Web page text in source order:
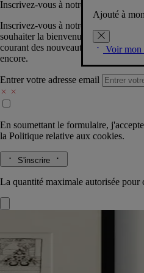
Ajouté à
Voir mon
Inscrivez-vous à notre Newsletter
Inscrivez-vous à notre newsletter
souhaiter la bienvenue dans la
courant des nouveautés,
encore.
Entrer votre adresse email
En soumettant le formulaire,
la Politique relative aux cookies.
S'inscrire
La quantité maximale autorisée pour